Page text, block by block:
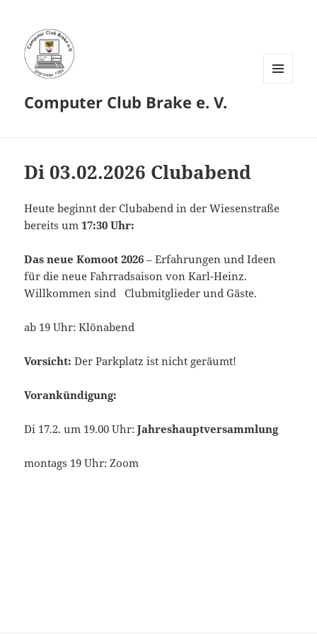
Computer Club Brake e. V.
Di 03.02.2026 Clubabend
Heute beginnt der Clubabend in der Wiesenstraße
bereits um17:30 Uhr:
Das neue Komoot 2026 – Erfahrungen und Ideen
für die neue Fahrradsaison von Karl-Heinz.
Willkommen sind Clubmitglieder und Gäste.
ab 19 Uhr: Klönabend
Vorsicht: Der Parkplatz ist nicht geräumt!
Vorankündigung:
Di 17.2. um 19.00 Uhr:Jahreshauptversammlung
montags 19 Uhr: Zoom